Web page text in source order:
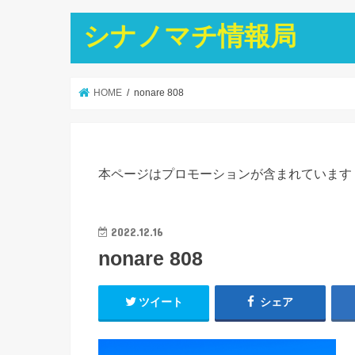
シナノマチ情報局
HOME nonare 808
本ページはプロモーションが含まれています
2022.12.16
nonare 808
ツイート シェア